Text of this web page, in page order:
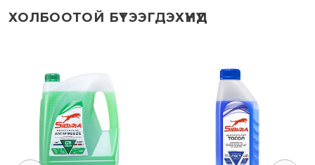
ХОЛБООТОЙ БҮТЭЭГДЭХҮҮНҮҮД